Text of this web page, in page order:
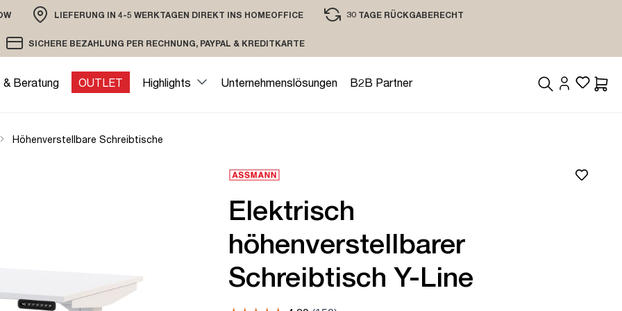
LIEFERUNG IN 4-5 WERKTAGEN DIREKT INS HOMEOFFICE
VERSAND PER DHL ODER SPEDITION
30 TAGE RÜCKGABERECHT
SICHERE BEZAHLUNG PER RECHNUNG, PAYPAL & KREDITKARTE
VERSCHLÜSSELTE ÜBERTRAGUNG
& Beratung OUTLET Highlights Unternehmenslösungen
B2B Partner
Höhenverstellbare Schreibtische
Elektrisch
höhenverstellbarer
Schreibtisch Y-Line